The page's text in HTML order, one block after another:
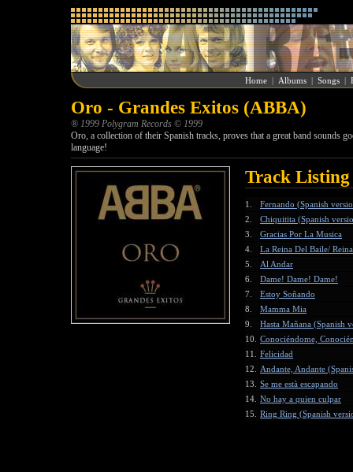
Home | Albums | Songs |
Oro - Grandes Exitos (ABBA)
® 1999 Polygram Records © 1999
Oro, a collection of their Spanish tracks, proves that a great band sounds
language!
Track Listing
1.
Fernando (Spanish
2.
Chiquitita (Spanish
3.
Gracias Por La Musica
4.
La Reina Del Baile/
5.
Al Andar
6.
Dame! Dame! Dame!
7.
Estoy Soñando
8.
Mamma Mia
9.
Hasta Mañana (Spanish
10. Conociéndome,
11. Felicidad
12.
Andante, Andante
13. Se me està escapando
14. No hay a quien culpar
15. Ring Ring (Spanish